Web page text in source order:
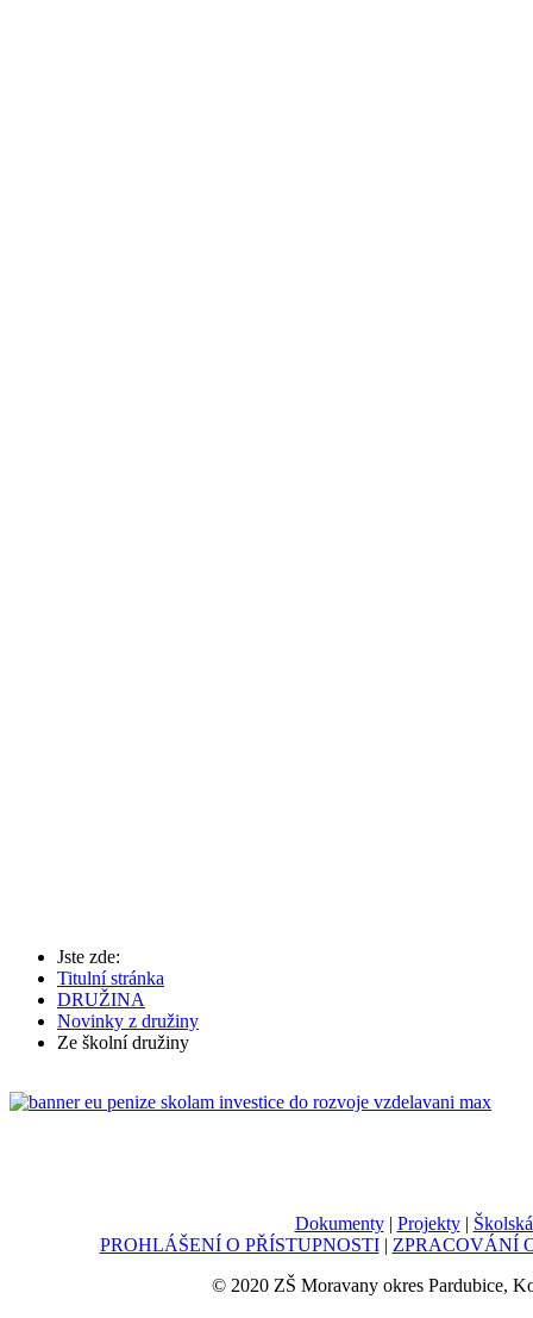
Jste zde:
Titulní stránka
DRUŽINA
Novinky z družiny
Ze školní družiny
Dokumenty| Projekty|
PROHLÁŠENÍ O PŘÍSTUPNOSTI| ZPRACOVÁNÍ
© 2020 ZŠ Moravany okres Pardubice,